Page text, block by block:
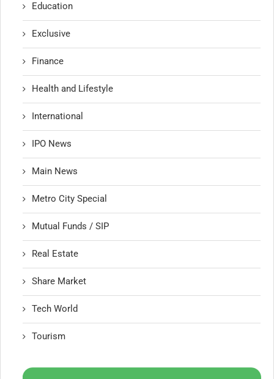
Education
Exclusive
Finance
Health and Lifestyle
International
IPO News
Main News
Metro City Special
Mutual Funds / SIP
Real Estate
Share Market
Tech World
Tourism